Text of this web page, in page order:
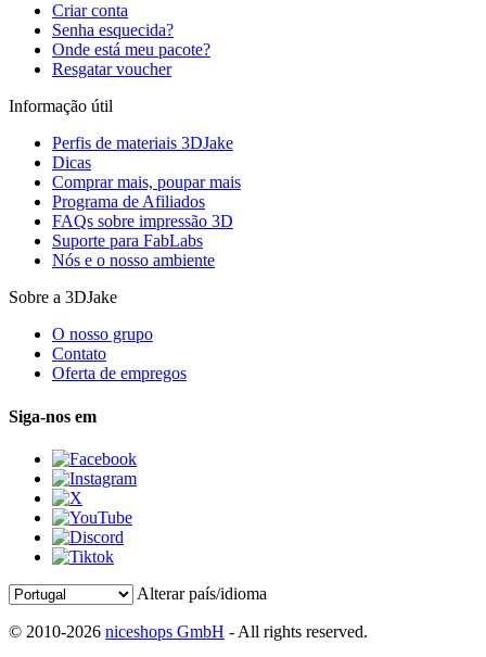
Criar conta
Senha esquecida?
Onde está meu pacote?
Resgatar voucher
Informação útil
Perfis de materiais 3DJake
Dicas
Comprar mais, poupar mais
Programa de Afiliados
FAQs sobre impressão 3D
Suporte para FabLabs
Nós e o nosso ambiente
Sobre a 3DJake
O nosso grupo
Contato
Oferta de empregos
Siga-nos em
Alterar país/idioma
© 2010-2026 niceshops GmbH - All rights reserved.